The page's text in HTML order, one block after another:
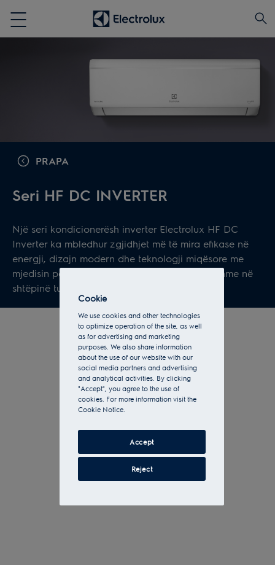
PRAPA
Seri HF DC INVERTER
Një seri kondicionerësh inverter Electrolux HF DC
Inverter ka mbledhur zgjidhjet më të mira efikase në
energji, dizajn modern dhe teknologji miqësore me
mjedisin për të krijuar një mikroklimë të rehatshme në
shtëpinë tuaj.
Cookie
We use cookies and other technologies
to optimize operation of the site, as well
as for advertising and marketing
purposes. We also share information
about the use of our website with our
social media partners and advertising
and analytical activities. By clicking
"Accept", you agree to the use of
cookies. For more information visit the
Cookie Notice.
Accept
Reject